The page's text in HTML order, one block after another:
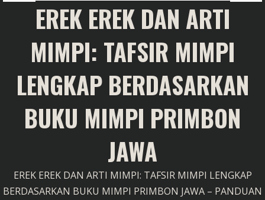
EREK EREK DAN ARTI
MIMPI: TAFSIR MIMPI
LENGKAP BERDASARKAN
BUKU MIMPI PRIMBON
JAWA
EREK EREK DAN ARTI MIMPI: TAFSIR MIMPI LENGKAP
BERDASARKAN BUKU MIMPI PRIMBON JAWA – PANDUAN